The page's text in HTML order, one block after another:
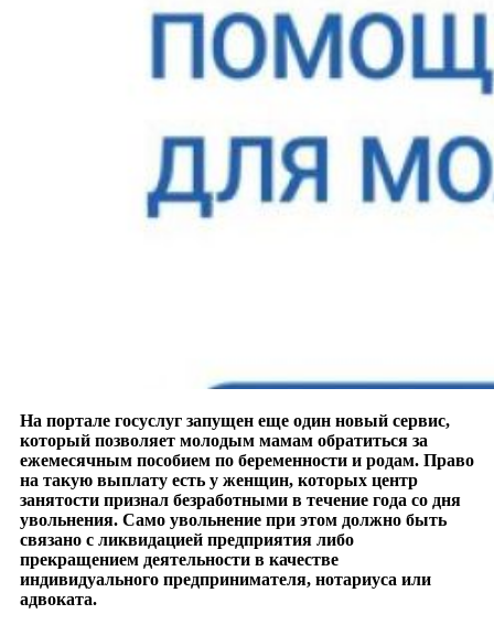
На портале госуслуг запущен еще один новый сервис,
который позволяет молодым мамам обратиться за
ежемесячным пособием по беременности и родам. Право
на такую выплату есть у женщин, которых центр
занятости признал безработными в течение года со дня
увольнения. Само увольнение при этом должно быть
связано с ликвидацией предприятия либо
прекращением деятельности в качестве
индивидуального предпринимателя, нотариуса или
адвоката.